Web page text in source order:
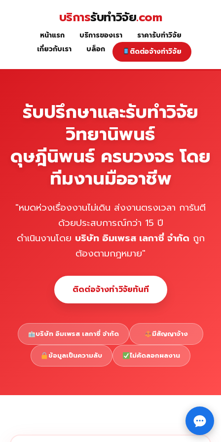
หน้าแรก
Copyright © 2026 รับทำวิจัย รับทำวิทยานิพนธ์ รับทำ⇧
บริการรับทำวิจัย.com
หน้าแรก บริการของเรา
ราคารับทำวิจัย
เกี่ยวกับเรา
บล็อก ติดต่อจ้างทำวิจัย
รับปรึกษาและรับทำวิจัย
วิทยานิพนธ์
ดุษฎีนิพนธ์ ครบวงจร โดย
ทีมงานมืออาชีพ
"หมดห่วงเรื่องงานไม่เดิน ส่งงานตรงเวลา การันตี
ด้วยประสบการณ์กว่า 15 ปี
ดำเนินงานโดย บริษัท อิมเพรส เลกาซี่ จำกัด ถูก
ต้องตามกฎหมาย"
ติดต่อจ้างทำวิจัยทันที
บริษัท อิมเพรส เลกาซี่ จำกัด มีสัญญาจ้าง
ข้อมูลเป็นความลับ ไม่คัดลอกผลงาน